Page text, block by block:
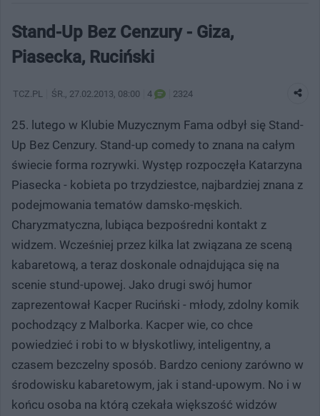
Stand-Up Bez Cenzury - Giza,
Piasecka, Ruciński
TCZ.PL ŚR. , 27.02.2013, 08:00 4 2324
25. lutego w Klubie Muzycznym Fama odbył się Stand-
Up Bez Cenzury. Stand-up comedy to znana na całym
świecie forma rozrywki. Występ rozpoczęła Katarzyna
Piasecka - kobieta po trzydziestce, najbardziej znana z
podejmowania tematów damsko-męskich.
Charyzmatyczna, lubiąca bezpośredni kontakt z
widzem. Wcześniej przez kilka lat związana ze sceną
kabaretową, a teraz doskonale odnajdująca się na
scenie stund-upowej. Jako drugi swój humor
zaprezentował Kacper Ruciński - młody, zdolny komik
pochodzący z Malborka. Kacper wie, co chce
powiedzieć i robi to w błyskotliwy, inteligentny, a
czasem bezczelny sposób. Bardzo ceniony zarówno w
środowisku kabaretowym, jak i stand-upowym. No i w
końcu osoba na którą czekała większość widzów